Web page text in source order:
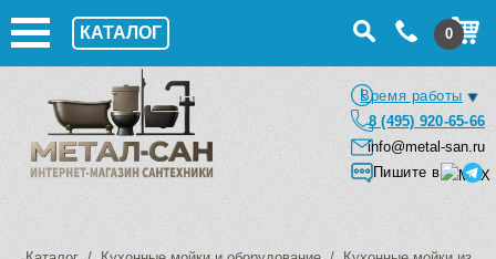
КАТАЛОГ 0
Время работы
8 (495) 920-65-66
info@metal-san.ru
Пишите в